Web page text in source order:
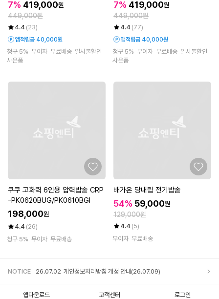
7% 419,000원
449,000원
4.4 (23)
앱적립금 40,000원
청구 5% 무이자 무료배송 일시불할인
사은품
7% 419,000원
449,000원
4.4 (77)
앱적립금 40,000원
청구 5% 무이자 무료배송 일시불할인
사은품
쿠쿠 고화력 6인용 압력밥솥 CRP
-PK0620BUG/PK0610BGI
198,000원
4.4 (26)
청구 5% 무이자 무료배송
배가온 당내림 전기밥솥
54% 59,000원
129,000원
4.4 (5)
무이자 무료배송
NOTICE 26.07.02 개인정보처리방침 개정 안내(26.07.09)
앱다운로드 고객센터 로그인